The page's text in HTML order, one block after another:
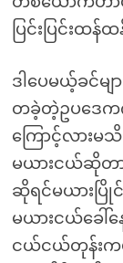
ပြင်းပြင်းထ
ဒါပေမယ့်ခင်မျ
တခဲ့တဲ့ဥပဒေကက
ကြောင့်လားမသိ
မယားငယ်ဆိုတာ
ဆိုရင်မယားပြို
မယားငယ်ခေါ်
ငယ်ငယ်တုန်းက